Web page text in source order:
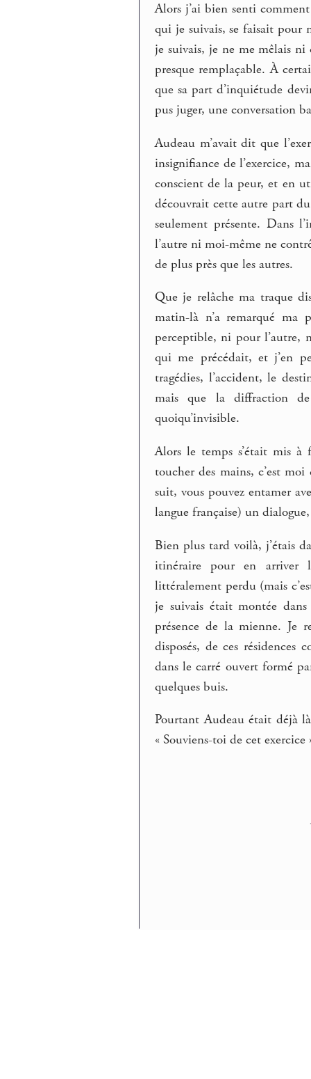
Alors j’ai bien senti
qui je suivais, se faisait pour
je suivais, je ne me mêlais
presque remplaçable. À
que sa part d’inquiétude
pus juger, une conversation
Audeau m’avait dit que
insignifiance de l’exercice,
conscient de la peur, et en
découvrait cette autre part
seulement présente. Dans
l’autre ni moi-même ne
de plus près que les autres.
Que je relâche ma traque
matin-là n’a remarqué ma
perceptible, ni pour l’autre,
qui me précédait, et j’en
tragédies, l’accident, le
mais que la diffraction de
quoiqu’invisible.
Alors le temps s’était mis
toucher des mains, c’est
suit, vous pouvez entamer
langue française) un
Bien plus tard voilà, j’étais
itinéraire pour en arriver
littéralement perdu (mais
je suivais était montée
présence de la mienne. Je
disposés, de ces
dans le carré ouvert formé
quelques buis.
Pourtant Audeau était déjà
« Souviens-toi de cet